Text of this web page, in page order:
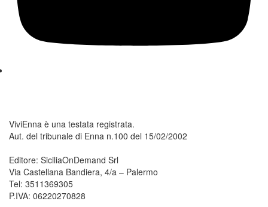
ViviEnna è una testata registrata.
Aut. del tribunale di Enna n.100 del 15/02/2002
Editore: SiciliaOnDemand Srl
Via Castellana Bandiera, 4/a – Palermo
Tel: 3511369305
P.IVA: 06220270828